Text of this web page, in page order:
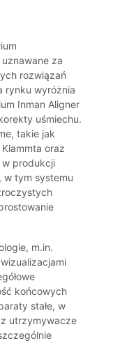
za
rozwiązań
rynku wyróżnia
Inman Aligner
uśmiechu.
takie jak
oraz
w produkcji
tym systemu
m.in.
końcowych
stałe, w
utrzymywacze